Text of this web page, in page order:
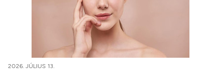
2026. JÚLIUS 13.